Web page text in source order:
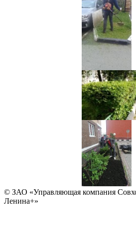
© ЗАО «Управляющая компания
Ленина+»